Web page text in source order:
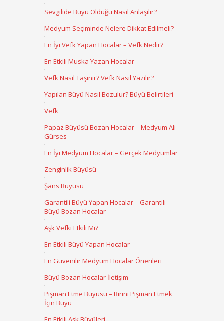
Sevgilide Büyü Olduğu Nasıl Anlaşılır?
Medyum Seçiminde Nelere Dikkat Edilmeli?
En İyi Vefk Yapan Hocalar – Vefk Nedir?
En Etkili Muska Yazan Hocalar
Vefk Nasıl Taşınır? Vefk Nasıl Yazılır?
Yapılan Büyü Nasıl Bozulur? Büyü Belirtileri
Vefk
Papaz Büyüsü Bozan Hocalar – Medyum Ali
Gürses
En İyi Medyum Hocalar – Gerçek Medyumlar
Zenginlik Büyüsü
Şans Büyüsü
Garantili Büyü Yapan Hocalar – Garantili
Büyü Bozan Hocalar
Aşk Vefki Etkili Mi?
En Etkili Büyü Yapan Hocalar
En Güvenilir Medyum Hocalar Önerileri
Büyü Bozan Hocalar İletişim
Pişman Etme Büyüsü – Birini Pişman Etmek
İçin Büyü